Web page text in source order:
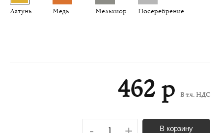
Латунь Медь Мельхиор Посеребрение
462 р В т.ч. НДС
В корзину